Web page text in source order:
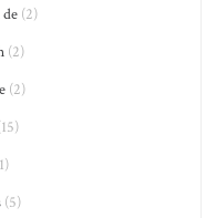
(2)
(2)
(2)
(5)